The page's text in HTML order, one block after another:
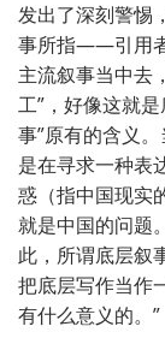
发出了深刻警惕
事所指——引用
主流叙事当中去
工”，好像这就
事”原有的含义
是在寻求一种表
惑（指中国现实
就是中国的问题
此，所谓底层叙
把底层写作当作
有什么意义的。”